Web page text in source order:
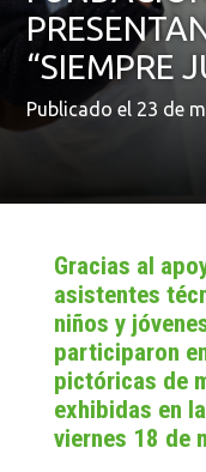
“SIEMPRE
Publicado el 23 de
Gracias al
asistentes
niños y
participaron
pictóricas de
exhibidas en
viernes 18 de